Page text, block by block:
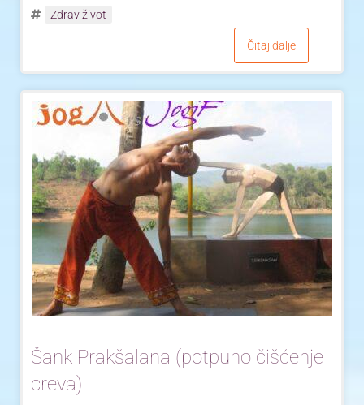
Zdrav život
Čitaj dalje
Šank Prakšalana (potpuno čišćenje
creva)